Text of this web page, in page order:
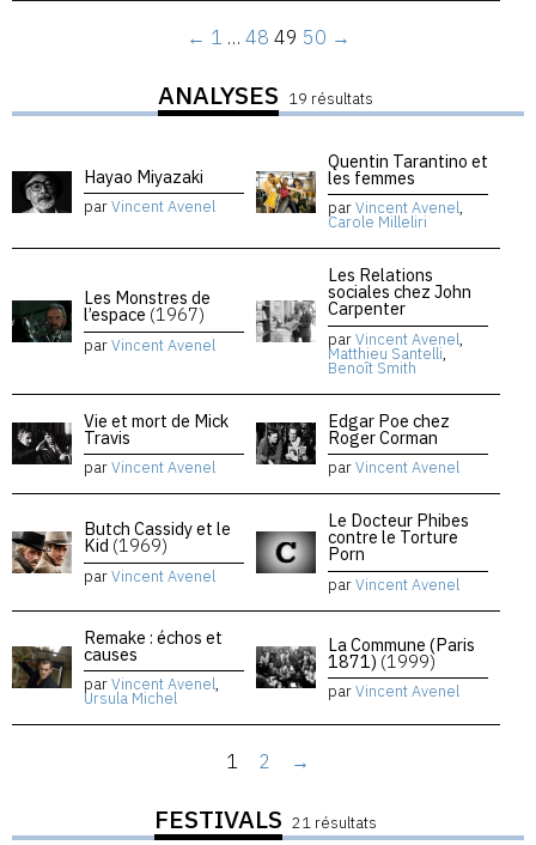
← 1 … 48 49 50 →
ANALYSES 19 résultats
Hayao Miyazaki
parVincent Avenel
Quentin Tarantino et
les femmes
parVincent Avenel,
Carole Milleliri
Les Monstres de
l’espace (1967)
parVincent Avenel
Les Relations
sociales chez John
Carpenter
parVincent Avenel,
Matthieu Santelli,
Benoît Smith
Vie et mort de Mick
Travis
parVincent Avenel
Edgar Poe chez
Roger Corman
parVincent Avenel
Butch Cassidy et le
Kid (1969)
parVincent Avenel
Le Docteur Phibes
contre le Torture
Porn
parVincent Avenel
Remake : échos et
causes
parVincent Avenel,
Ursula Michel
La Commune (Paris
1871) (1999)
parVincent Avenel
1 2 →
FESTIVALS 21 résultats